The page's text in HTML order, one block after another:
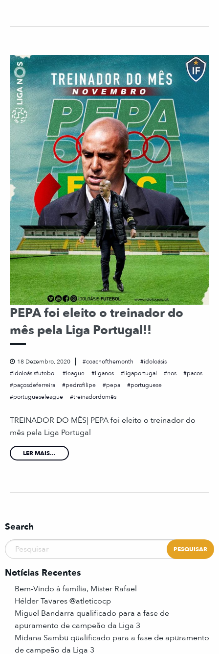
PEPA foi eleito o treinador do
mês pela Liga Portugal!!
18 Dezembro, 2020 coachofthemonth
idoloásis
idoloásisfutebol
league liganos ligaportugal nos
pacos
paçosdeferreira
pedrofilipe pepa
portuguese
portugueseleague
treinadordomês
TREINADOR DO MÊS| PEPA foi eleito o treinador do
mês pela Liga Portugal
LER MAIS...
Search
Notícias Recentes
Bem-Vindo à família, Mister Rafael
Hélder Tavares @atleticocp
Miguel Bandarra qualificado para a fase de
apuramento de campeão da Liga 3
Midana Sambu qualificado para a fase de apuramento
de campeão da Liga 3